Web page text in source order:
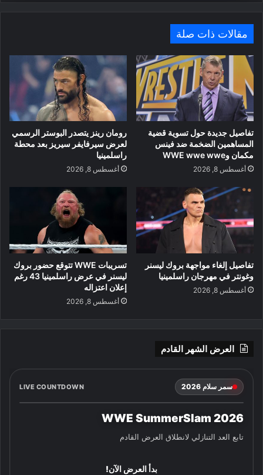
مقالات ذات صلة
تفاصيل جديدة حول تسوية قضية
المساهمين الضخمة ضد فينس
مكمان وWWE wwe wwe
أغسطس 8, 2026
رومان رينز يتصدر البوستر الرسمي
لعرض سيرفايفر سيريز بعد محطة
راسلمينيا
أغسطس 8, 2026
تفاصيل إلغاء مواجهة بروك ليسنر
وغونتر في مهرجان راسلمينيا
أغسطس 8, 2026
تسريبات WWE تتوقع حضور بروك
ليسنر في عرض راسلمينيا 43 رغم
إعلان اعتزاله
أغسطس 8, 2026
العرض الشهر القادم
سمر سلام 2026 LIVE COUNTDOWN
WWE SummerSlam 2026
تابع العد التنازلي لانطلاق العرض القادم
بدأ العرض الآن!